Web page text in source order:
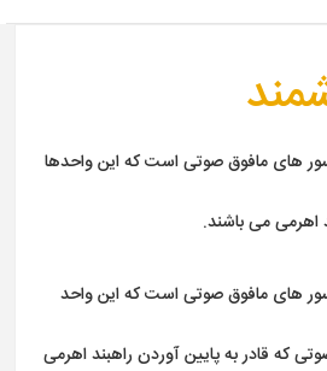
های مافوق صوتی است که این واحدها
اهرمی می باشند.
های مافوق صوتی است که این واحد
که قادر به پایین آوردن راهبند اهرمی